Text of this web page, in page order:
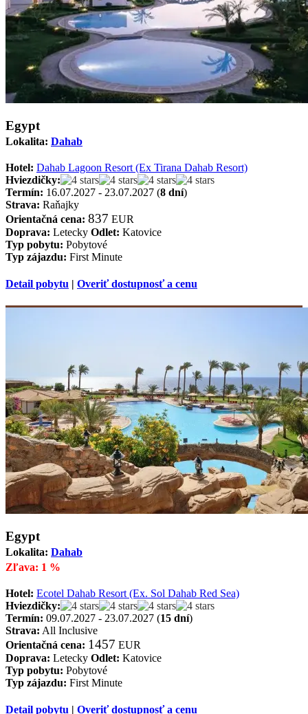
Egypt
Lokalita: Dahab
Hotel: Dahab Lagoon Resort (Ex Tirana Dahab Resort)
Hviezdičky:
Termín: 16.07.2027 - 23.07.2027 (8 dní)
Strava: Raňajky
Orientačná cena: 837 EUR
Doprava: Letecky Odlet: Katovice
Typ pobytu: Pobytové
Typ zájazdu: First Minute
Detail pobytu | Overiť dostupnosť a cenu
Egypt
Lokalita: Dahab
Zľava: 1 %
Hotel: Ecotel Dahab Resort (Ex. Sol Dahab Red Sea)
Hviezdičky:
Termín: 09.07.2027 - 23.07.2027 (15 dní)
Strava: All Inclusive
Orientačná cena: 1457 EUR
Doprava: Letecky Odlet: Katovice
Typ pobytu: Pobytové
Typ zájazdu: First Minute
Detail pobytu | Overiť dostupnosť a cenu